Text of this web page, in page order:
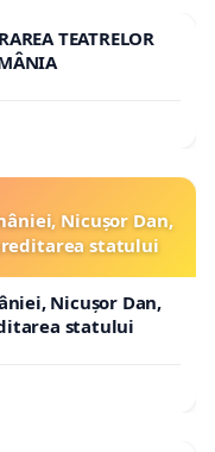
TEATRELOR
Nicușor Dan,
statului
Nicușor Dan,
statului